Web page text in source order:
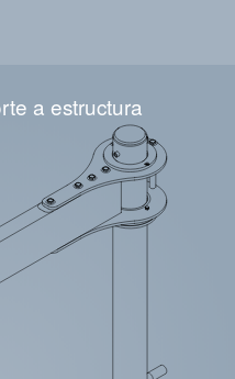
a estructura